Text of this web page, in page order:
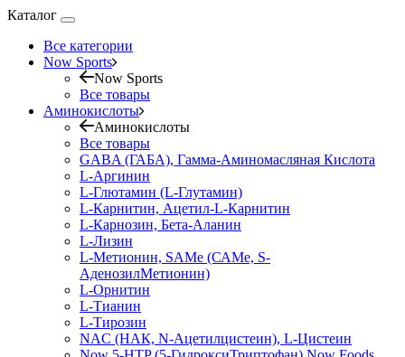
Каталог
Все категории
Now Sports
Now Sports
Все товары
Аминокислоты
Аминокислоты
Все товары
GABA (ГАБА), Гамма-Аминомасляная Кислота
L-Аргинин
L-Глютамин (L-Глутамин)
L-Карнитин, Ацетил-L-Карнитин
L-Карнозин, Бета-Аланин
L-Лизин
L-Метионин, SAMe (САМе, S-
АденозилМетионин)
L-Орнитин
L-Тианин
L-Тирозин
NAC (НАК, N-Ацетилцистеин), L-Цистеин